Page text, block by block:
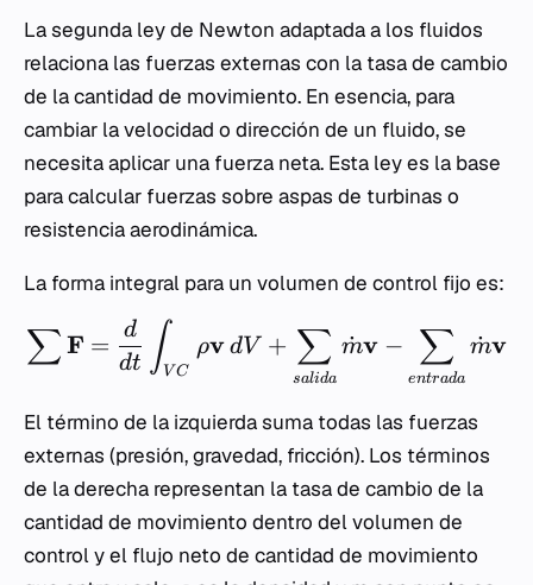
La segunda ley de Newton adaptada a los fluidos
relaciona las fuerzas externas con la tasa de cambio
de la cantidad de movimiento. En esencia, para
cambiar la velocidad o dirección de un fluido, se
necesita aplicar una fuerza neta. Esta ley es la base
para calcular fuerzas sobre aspas de turbinas o
resistencia aerodinámica.
La forma integral para un volumen de control fijo es:
∑F =
dt
d ∫V C
ρv dV +
salida
∑ m
˙ v −
entrada
∑ m
˙ v
El término de la izquierda suma todas las fuerzas
externas (presión, gravedad, fricción). Los términos
de la derecha representan la tasa de cambio de la
cantidad de movimiento dentro del volumen de
control y el flujo neto de cantidad de movimiento